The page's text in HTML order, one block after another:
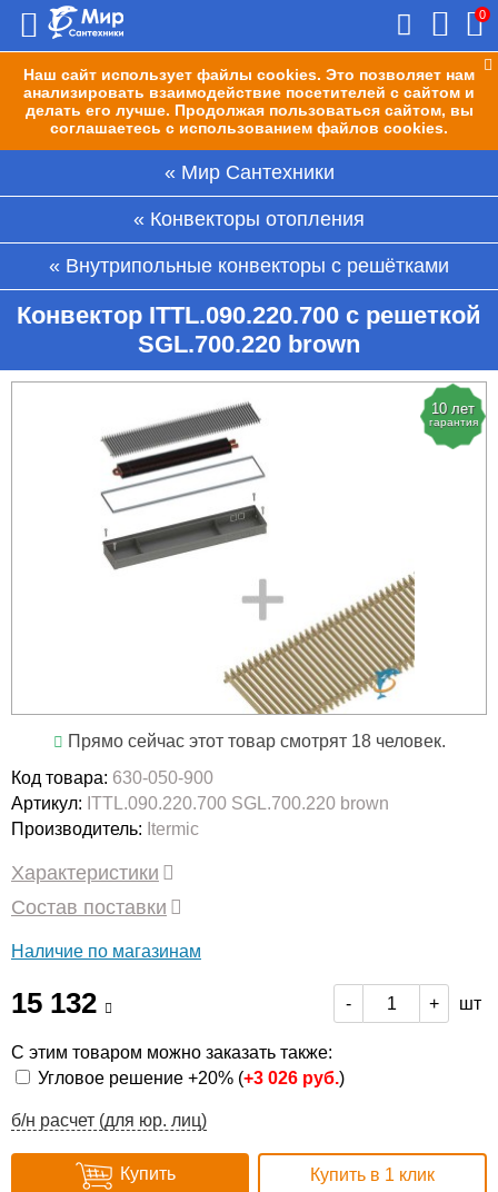
Наш сайт использует файлы cookies. Это позволяет нам
анализировать взаимодействие посетителей с сайтом и
делать его лучше. Продолжая пользоваться сайтом, вы
соглашаетесь с использованием файлов cookies.
0
Мир Сантехники
Конвекторы отопления
Внутрипольные конвекторы с решётками
Конвектор ITTL.090.220.700 с решеткой
SGL.700.220 brown
10 лет
гарантия
Прямо сейчас этот товар смотрят 18 человек.
Код товара: 630-050-900
Артикул: ITTL.090.220.700 SGL.700.220 brown
Производитель: Itermic
Характеристики
Состав поставки
Наличие по магазинам
15 132 - + шт
С этим товаром можно заказать также:
Угловое решение +20% (+3 026 руб.)
б/н расчет (для юр. лиц)
Купить Купить в 1 клик